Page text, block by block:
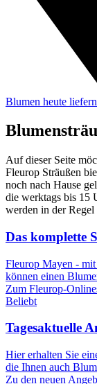
Blumen heute
Auf dieser Seite
Fleurop Sträußen
noch nach Hause
die werktags bis 15
werden in der Regel
Das komplette
Fleurop Mayen -
können einen
Zum Fleurop-
Beliebt
Tagesaktuelle
Hier erhalten Sie
die Ihnen auch
Zu den neuen